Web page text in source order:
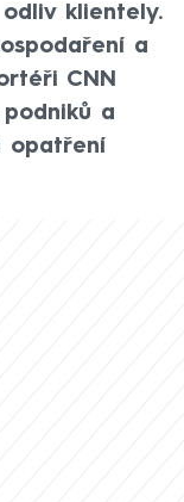
klientely.
a
CNN
podniků a
opatření